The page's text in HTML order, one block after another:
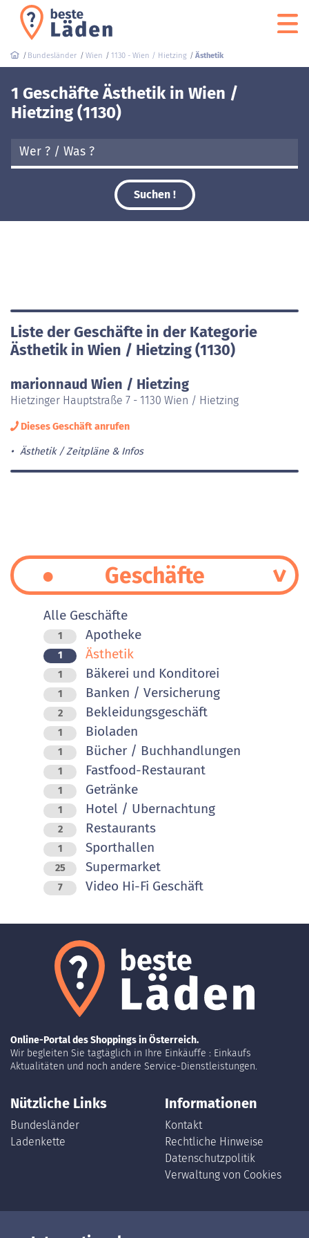
Bundesländer Wien 1130 - Wien / Hietzing Ästhetik
1 Geschäfte Ästhetik in Wien /
Hietzing (1130)
Suchen !
Liste der Geschäfte in der Kategorie
Ästhetik in Wien / Hietzing (1130)
marionnaud Wien / Hietzing
Hietzinger Hauptstraße 7 - 1130 Wien / Hietzing
Dieses Geschäft anrufen
Ästhetik Zeitpläne & Infos
Geschäfte
Alle Geschäfte
1 Apotheke
1 Ästhetik
1 Bäkerei und Konditorei
1 Banken / Versicherung
2 Bekleidungsgeschäft
1 Bioladen
1 Bücher / Buchhandlungen
1 Fastfood-Restaurant
1 Getränke
1 Hotel / Ubernachtung
2 Restaurants
1 Sporthallen
25 Supermarket
7 Video Hi-Fi Geschäft
Online-Portal des Shoppings in Österreich.
Wir begleiten Sie tagtäglich in Ihre Einkäuffe : Einkaufs
Aktualitäten und noch andere Service-Dienstleistungen.
Nützliche Links
Bundesländer
Ladenkette
Informationen
Kontakt
Rechtliche Hinweise
Datenschutzpolitik
Verwaltung von Cookies